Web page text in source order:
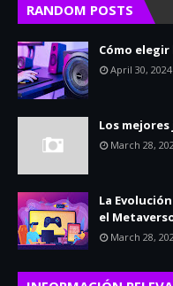
RANDOM POSTS
Cómo
April 30, 2024
Los
March 28,
La
el
March 28,